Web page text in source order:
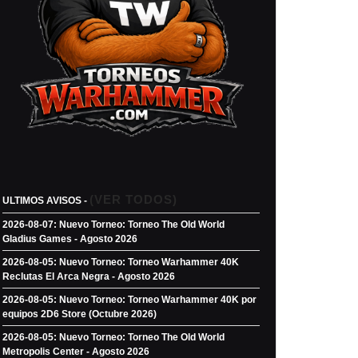
ULTIMOS AVISOS - (VER TODOS)
2026-08-07: Nuevo Torneo: Torneo The Old World
Gladius Games - Agosto 2026
2026-08-05: Nuevo Torneo: Torneo Warhammer 40K
Reclutas El Arca Negra - Agosto 2026
2026-08-05: Nuevo Torneo: Torneo Warhammer 40K por
equipos 2D6 Store (Octubre 2026)
2026-08-05: Nuevo Torneo: Torneo The Old World
Metropolis Center - Agosto 2026